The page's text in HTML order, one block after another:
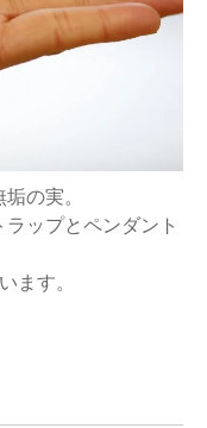
の実。
ップとペンダント
ます。